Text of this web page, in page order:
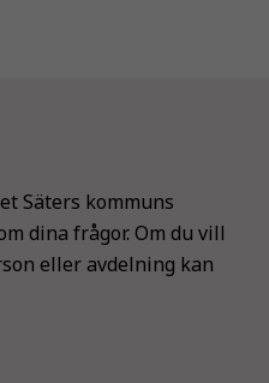
Säters kommuns
dina frågor. Om du vill
eller avdelning kan